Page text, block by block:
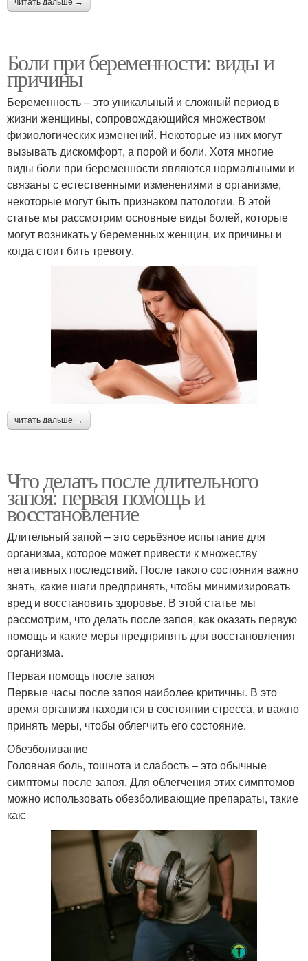
Боли при беременности: виды и
причины
Беременность – это уникальный и сложный период в
жизни женщины, сопровождающийся множеством
физиологических изменений. Некоторые из них могут
вызывать дискомфорт, а порой и боли. Хотя многие
виды боли при беременности являются нормальными и
связаны с естественными изменениями в организме,
некоторые могут быть признаком патологии. В этой
статье мы рассмотрим основные виды болей, которые
могут возникать у беременных женщин, их причины и
когда стоит бить тревогу.
читать дальше →
Что делать после длительного
запоя: первая помощь и
восстановление
Длительный запой – это серьёзное испытание для
организма, которое может привести к множеству
негативных последствий. После такого состояния важно
знать, какие шаги предпринять, чтобы минимизировать
вред и восстановить здоровье. В этой статье мы
рассмотрим, что делать после запоя, как оказать первую
помощь и какие меры предпринять для восстановления
организма.
Первая помощь после запоя
Первые часы после запоя наиболее критичны. В это
время организм находится в состоянии стресса, и важно
принять меры, чтобы облегчить его состояние.
Обезболивание
Головная боль, тошнота и слабость – это обычные
симптомы после запоя. Для облегчения этих симптомов
можно использовать обезболивающие препараты, такие
как: